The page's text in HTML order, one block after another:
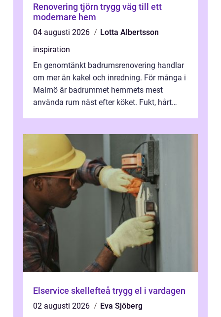
Renovering tjörn trygg väg till ett
modernare hem
04 augusti 2026
Lotta Albertsson
inspiration
En genomtänkt badrumsrenovering handlar
om mer än kakel och inredning. För många i
Malmö är badrummet hemmets mest
använda rum näst efter köket. Fukt, hårt
Elservice skellefteå trygg el i vardagen
02 augusti 2026 Eva Sjöberg